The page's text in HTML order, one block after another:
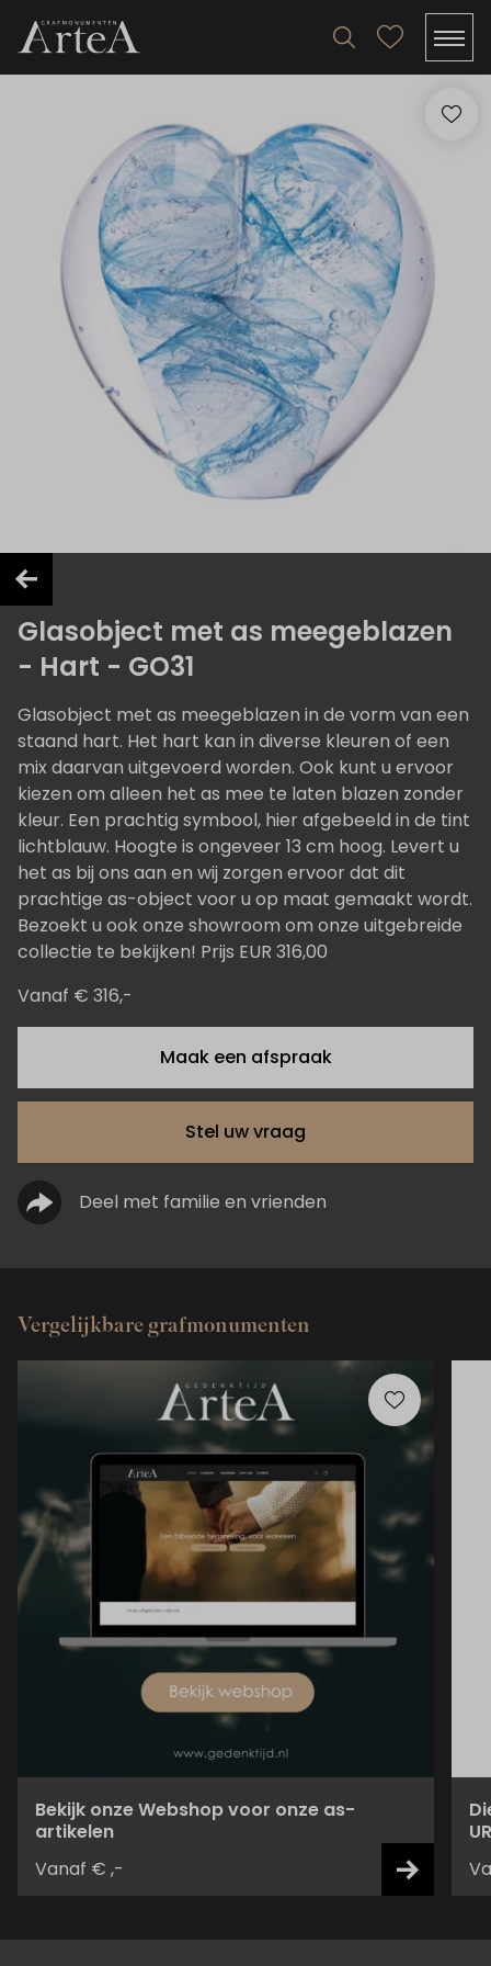
Glasobject met as meegeblazen
- Hart - GO31
Glasobject met as meegeblazen in de vorm van een
staand hart. Het hart kan in diverse kleuren of een
mix daarvan uitgevoerd worden. Ook kunt u ervoor
kiezen om alleen het as mee te laten blazen zonder
kleur. Een prachtig symbool, hier afgebeeld in de tint
lichtblauw. Hoogte is ongeveer 13 cm hoog. Levert u
het as bij ons aan en wij zorgen ervoor dat dit
prachtige as-object voor u op maat gemaakt wordt.
Bezoekt u ook onze showroom om onze uitgebreide
collectie te bekijken! Prijs EUR 316,00
Vanaf € 316,-
Maak een afspraak
Stel uw vraag
Deel met familie en vrienden
Vergelijkbare grafmonumenten
Bekijk onze Webshop voor onze as-
artikelen
Vanaf € ,-